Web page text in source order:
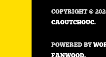
COPYRIGHT ©
CAOUTCHOUC.
POWERED BY
FANWOOD.